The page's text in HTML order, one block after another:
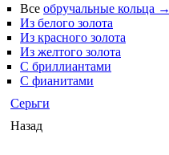
Все обручальные кольца →
Из белого золота
Из красного золота
Из желтого золота
С бриллиантами
С фианитами
Серьги
Назад